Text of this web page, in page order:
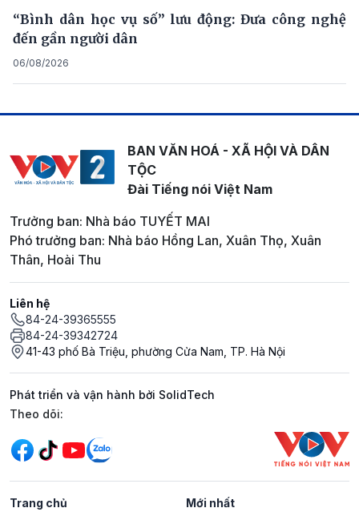
“Bình dân học vụ số” lưu động: Đưa công nghệ
đến gần người dân
06/08/2026
BAN VĂN HOÁ - XÃ HỘI VÀ DÂN
TỘC
Đài Tiếng nói Việt Nam
Trưởng ban: Nhà báo TUYẾT MAI
Phó trưởng ban: Nhà báo Hồng Lan, Xuân Thọ, Xuân
Thân, Hoài Thu
Liên hệ
84-24-39365555
84-24-39342724
41-43 phố Bà Triệu, phường Cửa Nam, TP. Hà Nội
Phát triển và vận hành bởi SolidTech
Mạng xã hội
Theo dõi:
Trang chủ Mới nhất